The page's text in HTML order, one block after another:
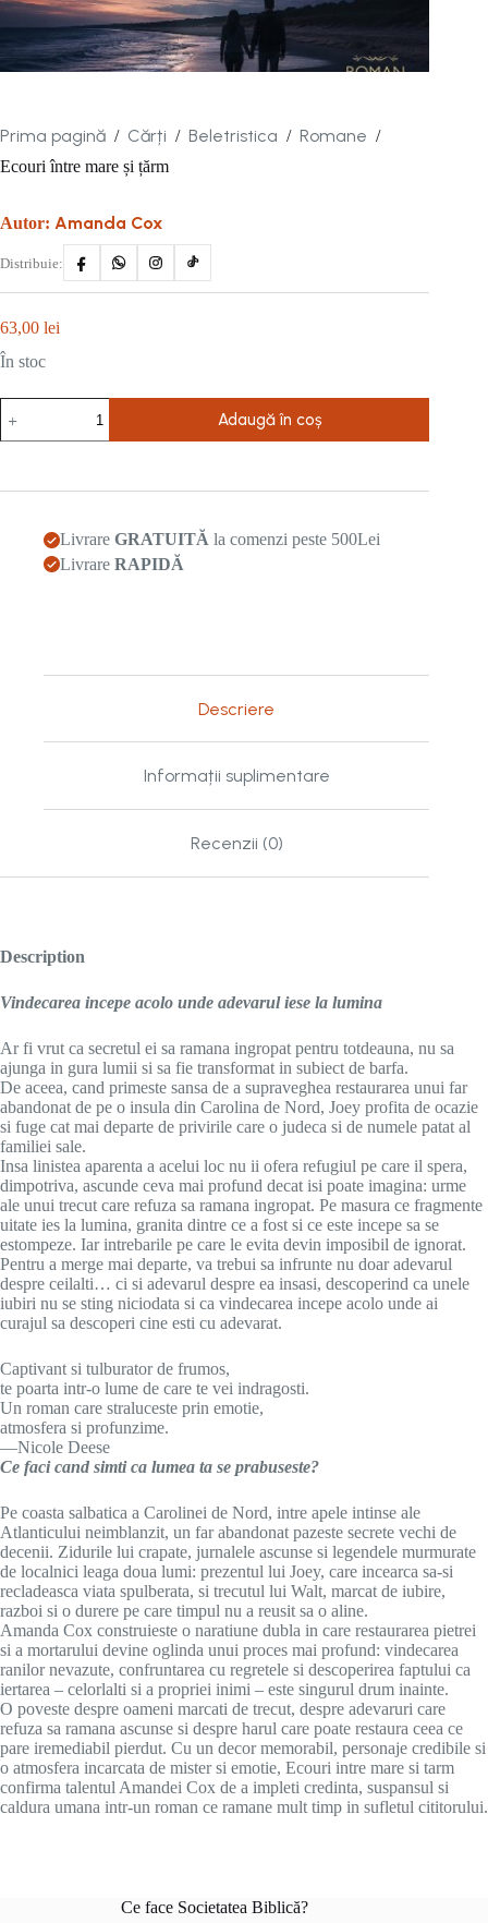
Prima pagină / Cărți / Beletristica / Romane /
Ecouri între mare și țărm
Autor: Amanda Cox
Distribuie:
63,00 lei
În stoc
Ecouri
între
Adaugă în coș
Livrare GRATUITĂ la comenzi peste 500Lei
Livrare RAPIDĂ
Descriere
Informații suplimentare
Recenzii (0)
Description
Vindecarea incepe acolo unde adevarul iese la lumina
Ar fi vrut ca secretul ei sa ramana ingropat pentru totdeauna, nu sa
ajunga in gura lumii si sa fie transformat in subiect de barfa.
De aceea, cand primeste sansa de a supraveghea restaurarea unui far
abandonat de pe o insula din Carolina de Nord, Joey profita de ocazie
si fuge cat mai departe de privirile care o judeca si de numele patat al
familiei sale.
Insa linistea aparenta a acelui loc nu ii ofera refugiul pe care il spera,
dimpotriva, ascunde ceva mai profund decat isi poate imagina: urme
ale unui trecut care refuza sa ramana ingropat. Pe masura ce fragmente
uitate ies la lumina, granita dintre ce a fost si ce este incepe sa se
estompeze. Iar intrebarile pe care le evita devin imposibil de ignorat.
Pentru a merge mai departe, va trebui sa infrunte nu doar adevarul
despre ceilalti… ci si adevarul despre ea insasi, descoperind ca unele
iubiri nu se sting niciodata si ca vindecarea incepe acolo unde ai
curajul sa descoperi cine esti cu adevarat.
Captivant si tulburator de frumos,
te poarta intr-o lume de care te vei indragosti.
Un roman care straluceste prin emotie,
atmosfera si profunzime.
—Nicole Deese
Ce faci cand simti ca lumea ta se prabuseste?
Pe coasta salbatica a Carolinei de Nord, intre apele intinse ale
Atlanticului neimblanzit, un far abandonat pazeste secrete vechi de
decenii. Zidurile lui crapate, jurnalele ascunse si legendele murmurate
de localnici leaga doua lumi: prezentul lui Joey, care incearca sa-si
recladeasca viata spulberata, si trecutul lui Walt, marcat de iubire,
razboi si o durere pe care timpul nu a reusit sa o aline.
Amanda Cox construieste o naratiune dubla in care restaurarea pietrei
si a mortarului devine oglinda unui proces mai profund: vindecarea
ranilor nevazute, confruntarea cu regretele si descoperirea faptului ca
iertarea – celorlalti si a propriei inimi – este singurul drum inainte.
O poveste despre oameni marcati de trecut, despre adevaruri care
refuza sa ramana ascunse si despre harul care poate restaura ceea ce
pare iremediabil pierdut. Cu un decor memorabil, personaje credibile si
o atmosfera incarcata de mister si emotie, Ecouri intre mare si tarm
confirma talentul Amandei Cox de a impleti credinta, suspansul si
caldura umana intr-un roman ce ramane mult timp in sufletul cititorului.
Ce face Societatea Biblică?